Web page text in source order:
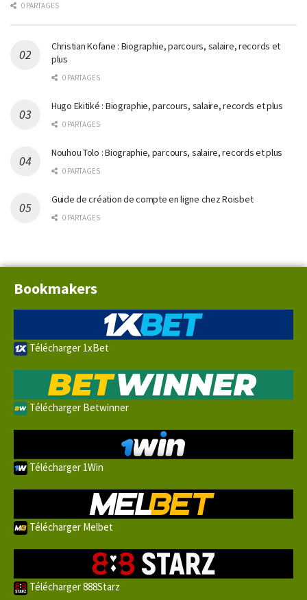
0 PARTAGES
Christian Kofane : Biographie, parcours, salaire, records et
plus
0 PARTAGES
Hugo Ekitiké : Biographie, parcours, salaire, records et plus
0 PARTAGES
Nouhou Tolo : Biographie, parcours, salaire, records et plus
0 PARTAGES
Guide de création de compte en ligne chez Roisbet
0 PARTAGES
Bookmakers
Télécharger 1xBet
Télécharger Betwinner
Télécharger 1Win
Télécharger Melbet
Télécharger 888Starz